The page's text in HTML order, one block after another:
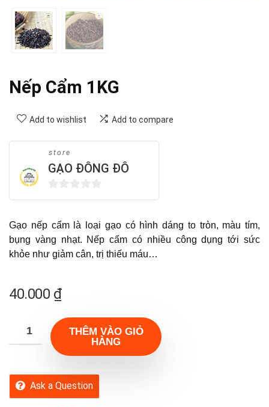
Nếp Cẩm 1KG
Add to wishlist Add to compare
store
GẠO ĐÔNG ĐÔ
0
u
t
o
5
Gạo nếp cẩm là loại gạo có hình dáng to tròn, màu tím,
bụng vàng nhạt. Nếp cẩm có nhiều công dụng tới sức
khỏe như giảm cân, trị thiếu máu…
40.000 ₫
THÊM VÀO GIỎ
HÀNG
Ask a Question